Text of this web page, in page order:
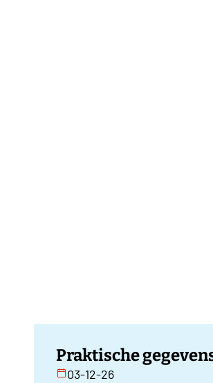
Praktische
03-12-26